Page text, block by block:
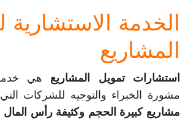
الخدمة الاستشارية
المشاريع
استشارات تمويل المشاريع هي
مشورة الخبراء والتوجيه للشركات
مشاريع كبيرة الحجم وكثيفة رأس